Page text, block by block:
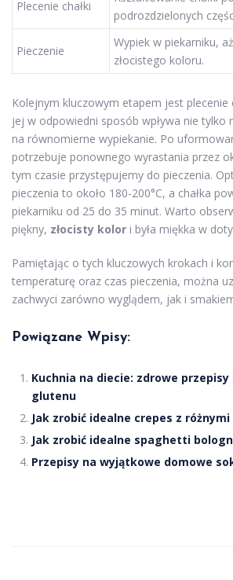
Plecenie chałki
podrozdzielonych
Pieczenie
Wypiek w piekarniku,
złocistego koloru.
Kolejnym kluczowym etapem jest plecenie
jej w odpowiedni sposób wpływa nie tylko
na równomierne wypiekanie. Po
potrzebuje ponownego wyrastania przez
tym czasie przystępujemy do pieczenia.
pieczenia to około 180-200°C, a chałka
piekarniku od 25 do 35 minut. Warto
piękny, złocisty kolor i była miękka w
Pamiętając o tych kluczowych krokach i
temperaturę oraz czas pieczenia, można
zachwyci zarówno wyglądem, jak i
Powiązane Wpisy:
Kuchnia na diecie: zdrowe
glutenu
Jak zrobić idealne crepes z
Jak zrobić idealne spaghetti
Przepisy na wyjątkowe domowe